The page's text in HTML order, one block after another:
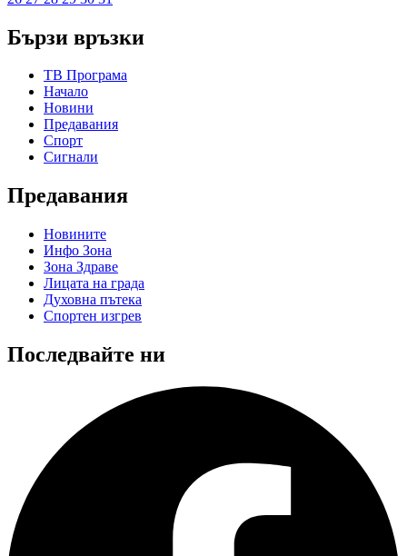
Бързи връзки
ТВ Програма
Начало
Новини
Предавания
Спорт
Сигнали
Предавания
Новините
Инфо Зона
Зона Здраве
Лицата на града
Духовна пътека
Спортен изгрев
Последвайте ни